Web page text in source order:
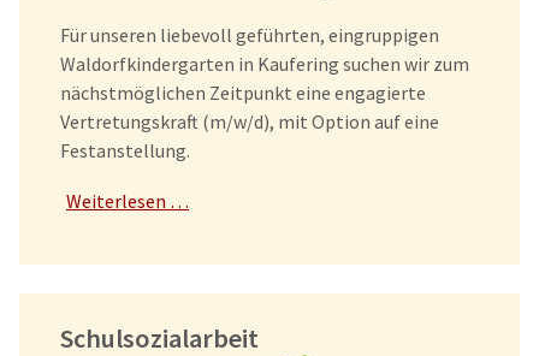
Für unseren liebevoll geführten, eingruppigen
Waldorfkindergarten in Kaufering suchen wir zum
nächstmöglichen Zeitpunkt eine engagierte
Vertretungskraft (m/w/d), mit Option auf eine
Festanstellung.
Weiterlesen …
Schulsozialarbeit